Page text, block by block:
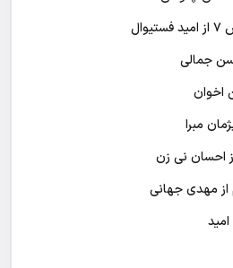
جمالی
اخوان
مبرا
احسان نی زن
از مهدی جهانی